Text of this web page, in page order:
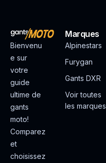
Bienvenu
e sur
votre
guide
ultime de
gants
moto!
Comparez
et
choisissez
Marques
Alpinestars
Furygan
Gants DXR
Voir toutes
les marques